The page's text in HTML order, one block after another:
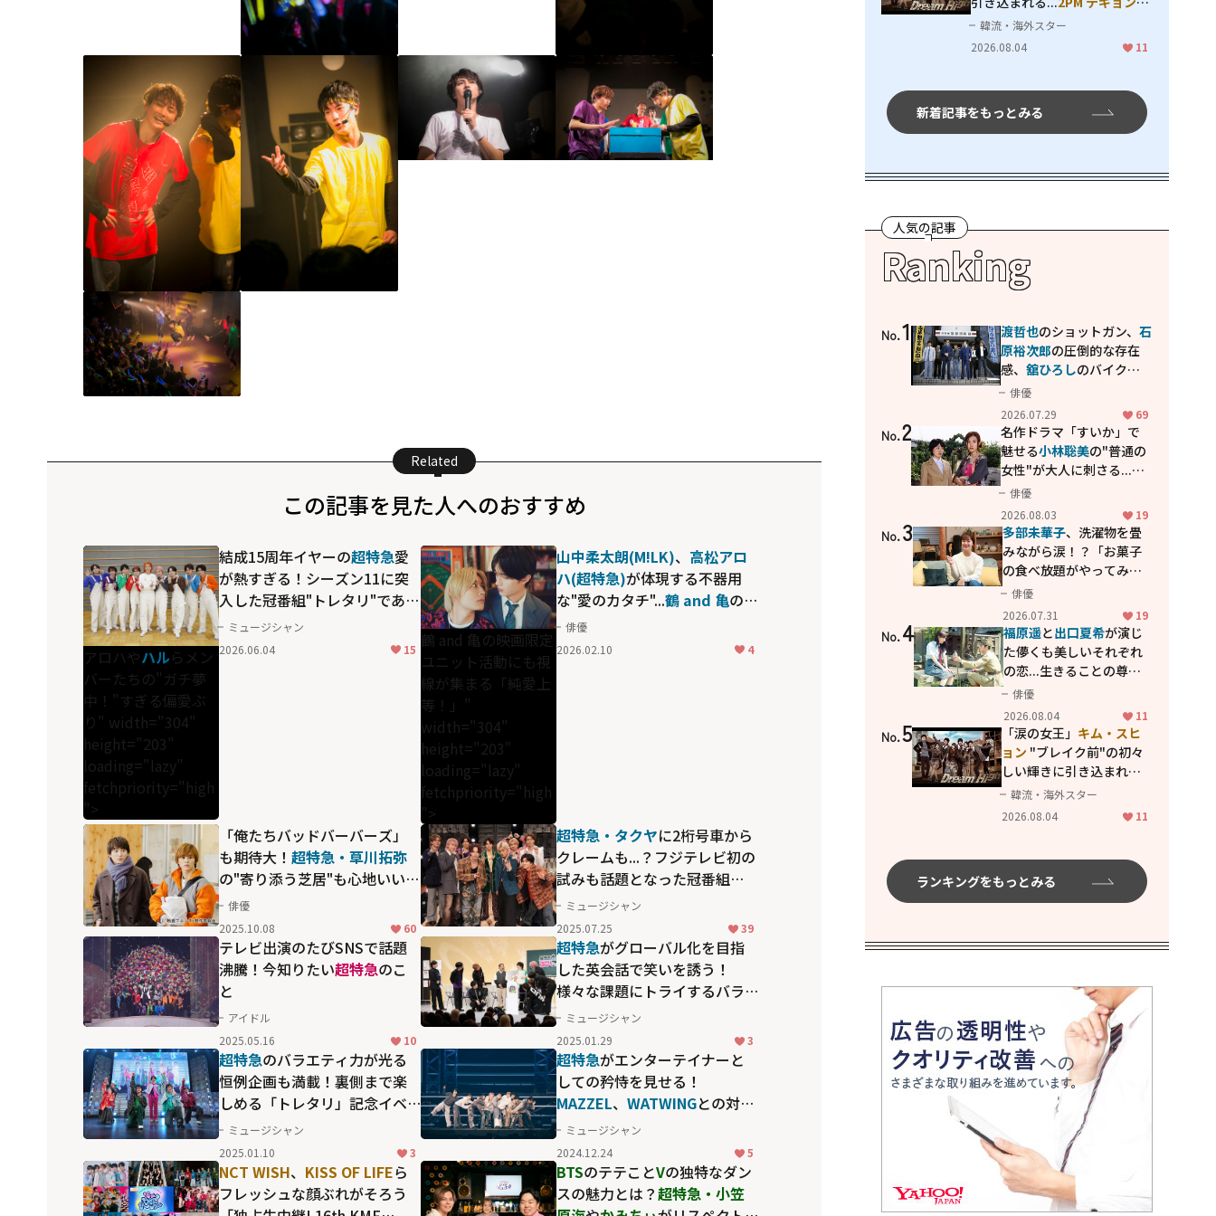
Related
この記事を見た人へのおすすめ
アロハやハルらメン
バーたちの"ガチ夢
中！"すぎる偏愛ぶ
り" width="304"
height="203"
loading="lazy"
fetchpriority="high
">
結成15周年イヤーの超特急愛
が熱すぎる！シーズン11に突
入した冠番組"トレタリ"であら
わになった、
メンバーたちの"ガチ夢中！"す
ミュージシャン
2026.06.04
15 鶴 and 亀の映画限定
ユニット活動にも視
線が集まる「純愛上
等！」"
width="304"
height="203"
loading="lazy"
fetchpriority="high
">
山中柔太朗(M!LK)、 高松アロ
ハ(超特急)が体現する不器用
な"愛のカタチ"...鶴 and 亀の映
画限定ユニット活動にも視線
が集まる「純愛上等！」
俳優
2026.02.10
4
「俺たちバッドバーバーズ」
も期待大！ 超特急・草川拓弥
の"寄り添う芝居"も心地いい、
男性同士の"晩活"に癒される深
夜ドラマ「晩餐ブルース」
俳優
2025.10.08
60
超特急・タクヤに2桁号車から
クレームも...？フジテレビ初の
試みも話題となった冠番組
「トレタリ」生放送特番の舞
台裏と反省会トーク
ミュージシャン
2025.07.25
39
テレビ出演のたびSNSで話題
沸騰！今知りたい超特急のこ
と
アイドル
2025.05.16
10
超特急がグローバル化を目指
した英会話で笑いを誘う！
様々な課題にトライするバラ
エティ「超特急のふじびじス
クール！」
ミュージシャン
2025.01.29
3
超特急のバラエティ力が光る
恒例企画も満載！裏側まで楽
しめる「トレタリ」記念イベ
ントの超完全版
ミュージシャン
2025.01.10
3
超特急がエンターテイナーと
しての矜恃を見せる！
MAZZEL、 WATWINGとの対バ
ンで笑いと熱狂に包まれた
「VS.超特急」
ミュージシャン
2024.12.24
5
NCT WISH、 KISS OF LIFEら
フレッシュな顔ぶれがそろう
BTSのテテことVの独特なダン
スの魅力とは？超特急・小笠
豪華共演の青春名作「ドリーム
ハイ」
韓流・海外スター
2026.08.04
11
新着記事をもっとみる
人気の記事
Ranking
No.1 渡哲也のショットガン、石
原裕次郎の圧倒的な存在
感、舘ひろしのバイクア
クション！"大門軍団"の
カッコよさが詰まった
「西部警察 PART-II」
俳優
2026.07.29
69
No.2
名作ドラマ「すいか」で
魅せる小林聡美の"普通の
女性"が大人に刺さる...映
画「かもめ食堂」にも通
じる静かな芝居
俳優
2026.08.03
19
No.3 多部未華子、洗濯物を畳
みながら涙！？「お菓子
の食べ放題がやってみた
い」ハンディファン4台の
暑さ対策も明かす
俳優
2026.07.31
19
No.4 福原遥と出口夏希が演じ
た儚くも美しいそれぞれ
の恋...生きることの尊さ
を教えてくれた映画「あ
の花が咲く丘で、君とま
た出会えたら。」
俳優
2026.08.04
11
No.5 「涙の女王」 キム・スヒ
ョン "ブレイク前"の初々
しい輝きに引き込まれ
る...2PM テギョン
共演の青春名作「ドリー
韓流・海外スター
2026.08.04
11
ランキングをもっとみる